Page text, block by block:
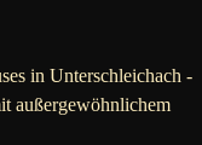
in Unterschleichach -
außergewöhnlichem